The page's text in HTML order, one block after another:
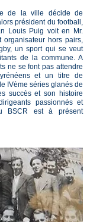
de la ville décide de
président du football,
Louis Puig voit en Mr.
hors pairs,
un sport qui se veut
de la commune. A
ne se font pas attendre
et un titre de
IVème séries glanés de
succès et son histoire
passionnés et
BSCR est à présent